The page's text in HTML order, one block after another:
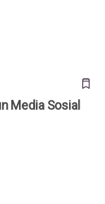
Media Sosial